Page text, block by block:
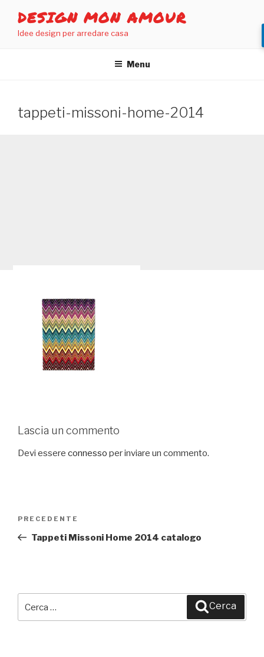
contenuto
DESIGN MON AMOUR
Idee design per arredare casa
Menu
tappeti-missoni-home-2014
Lascia un commento
Devi essere connesso per inviare un commento.
Articolo
precedente:
PRECEDENTE
Tappeti Missoni Home 2014 catalogo
Cerca